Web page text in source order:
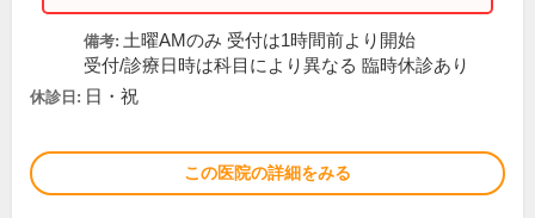
備考: 土曜AMのみ 受付は1時間前より開始
受付/診療日時は科目により異なる 臨時休診あり
休診日: 日・祝
この医院の詳細をみる